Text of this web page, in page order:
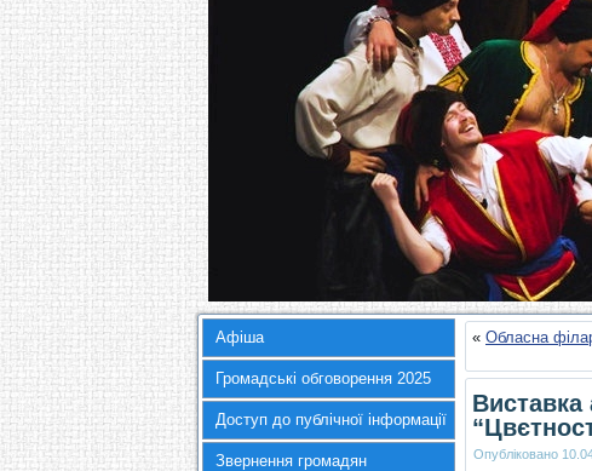
Афіша
Громадські обговорення 2025
Доступ до публічної інформації
Звернення громадян
« Обласна
Опубліковано